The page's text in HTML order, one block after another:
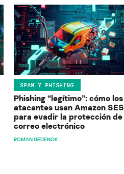
SPAM Y PHISHING
Phishing “legítimo”: cómo los
atacantes usan Amazon SES
para evadir la protección de
correo electrónico
ROMAN DEDENOK